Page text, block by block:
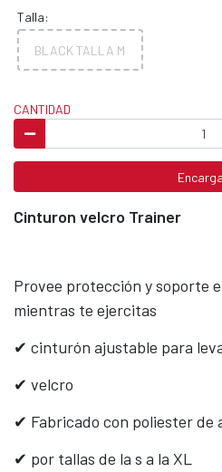
Talla:
BLACK TALLA M
CANTIDAD
Cinturon velcro Trainer
Provee protección y soporte
mientras te ejercitas
✔ cinturón ajustable para
✔ velcro
✔ Fabricado con poliester de
✔ por tallas de la s a la XL